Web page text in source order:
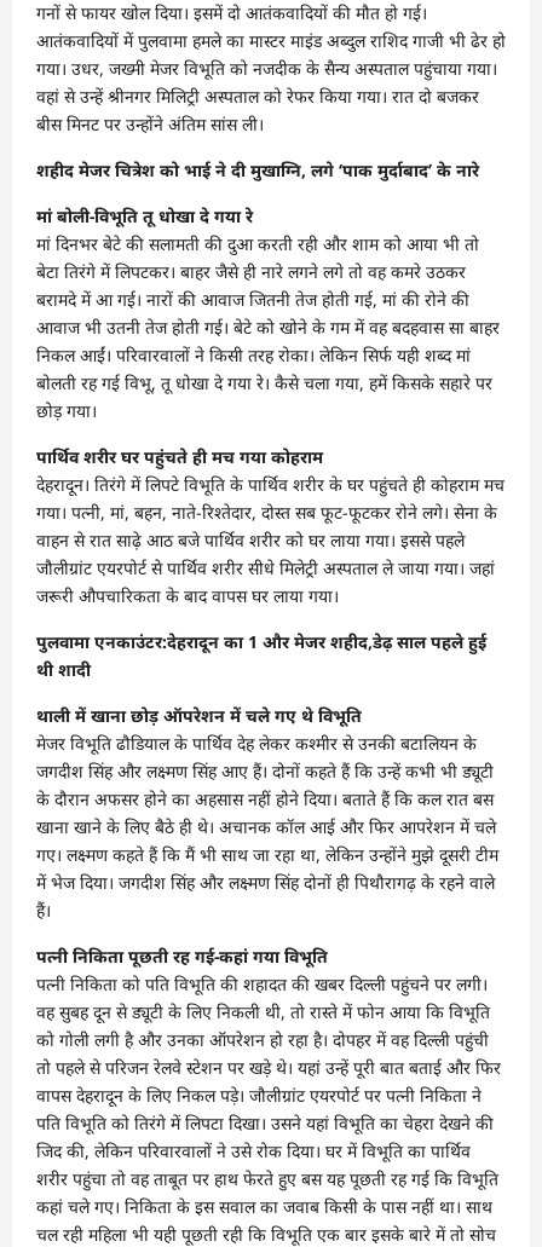
गनों से फायर खोल दिया। इसमें दो आतंकवादियों की मौत हो गई।
आतंकवादियों में पुलवामा हमले का मास्टर माइंड अब्दुल राशिद गाजी भी ढेर हो
गया। उधर, जख्मी मेजर विभूति को नजदीक के सैन्य अस्पताल पहुंचाया गया।
वहां से उन्हें श्रीनगर मिलिट्री अस्पताल को रेफर किया गया। रात दो बजकर
बीस मिनट पर उन्होंने अंतिम सांस ली।
शहीद मेजर चित्रेश को भाई ने दी मुखाग्नि, लगे ‘पाक मुर्दाबाद’ के नारे
मां बोली-विभूति तू धोखा दे गया रे
मां दिनभर बेटे की सलामती की दुआ करती रही और शाम को आया भी तो
बेटा तिरंगे में लिपटकर। बाहर जैसे ही नारे लगने लगे तो वह कमरे उठकर
बरामदे में आ गई। नारों की आवाज जितनी तेज होती गई, मां की रोने की
आवाज भी उतनी तेज होती गई। बेटे को खोने के गम में वह बदहवास सा बाहर
निकल आईं। परिवारवालों ने किसी तरह रोका। लेकिन सिर्फ यही शब्द मां
बोलती रह गई विभू, तू धोखा दे गया रे। कैसे चला गया, हमें किसके सहारे पर
छोड़ गया।
पार्थिव शरीर घर पहुंचते ही मच गया कोहराम
देहरादून। तिरंगे में लिपटे विभूति के पार्थिव शरीर के घर पहुंचते ही कोहराम मच
गया। पत्नी, मां, बहन, नाते-रिश्तेदार, दोस्त सब फूट-फूटकर रोने लगे। सेना के
वाहन से रात साढ़े आठ बजे पार्थिव शरीर को घर लाया गया। इससे पहले
जौलीग्रांट एयरपोर्ट से पार्थिव शरीर सीधे मिलेट्री अस्पताल ले जाया गया। जहां
जरूरी औपचारिकता के बाद वापस घर लाया गया।
पुलवामा एनकाउंटर:देहरादून का 1 और मेजर शहीद,डेढ़ साल पहले हुई
थी शादी
थाली में खाना छोड़ ऑपरेशन में चले गए थे विभूति
मेजर विभूति ढौडियाल के पार्थिव देह लेकर कश्मीर से उनकी बटालियन के
जगदीश सिंह और लक्ष्मण सिंह आए हैं। दोनों कहते हैं कि उन्हें कभी भी ड्यूटी
के दौरान अफसर होने का अहसास नहीं होने दिया। बताते हैं कि कल रात बस
खाना खाने के लिए बैठे ही थे। अचानक कॉल आई और फिर आपरेशन में चले
गए। लक्ष्मण कहते हैं कि मैं भी साथ जा रहा था, लेकिन उन्होंने मुझे दूसरी टीम
में भेज दिया। जगदीश सिंह और लक्ष्मण सिंह दोनों ही पिथौरागढ़ के रहने वाले
हैं।
पत्नी निकिता पूछती रह गई-कहां गया विभूति
पत्नी निकिता को पति विभूति की शहादत की खबर दिल्ली पहुंचने पर लगी।
वह सुबह दून से ड्यूटी के लिए निकली थी, तो रास्ते में फोन आया कि विभूति
को गोली लगी है और उनका ऑपरेशन हो रहा है। दोपहर में वह दिल्ली पहुंची
तो पहले से परिजन रेलवे स्टेशन पर खड़े थे। यहां उन्हें पूरी बात बताई और फिर
वापस देहरादून के लिए निकल पड़े। जौलीग्रांट एयरपोर्ट पर पत्नी निकिता ने
पति विभूति को तिरंगे में लिपटा दिखा। उसने यहां विभूति का चेहरा देखने की
जिद की, लेकिन परिवारवालों ने उसे रोक दिया। घर में विभूति का पार्थिव
शरीर पहुंचा तो वह ताबूत पर हाथ फेरते हुए बस यह पूछती रह गई कि विभूति
कहां चले गए। निकिता के इस सवाल का जवाब किसी के पास नहीं था। साथ
चल रही महिला भी यही पूछती रही कि विभूति एक बार इसके बारे में तो सोच